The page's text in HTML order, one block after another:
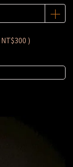
NT$300 )